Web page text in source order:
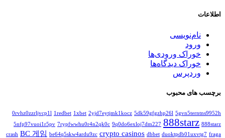
اطلاعات
نام‌نویسی
ورود
خوراک ورودی‌ها
خوراک دیدگاه‌ها
وردپرس
برچسب های محبوب
0rvhz0zzrljvcp1l 1redbet 1xbet 2yjd7eytjmk1kocz 5dk59gfgzhp26l 5gvn5terntns9952h
5nfp97vuoi1r5pv 7rypfwwhu0r4n2qk0c 9q0do6exloj7dm227 888starz 888starz
crash BC 게임 be64q5skw4ardu9zc crypto casinos dbbet duoktpdb01uxvtg7 fraga